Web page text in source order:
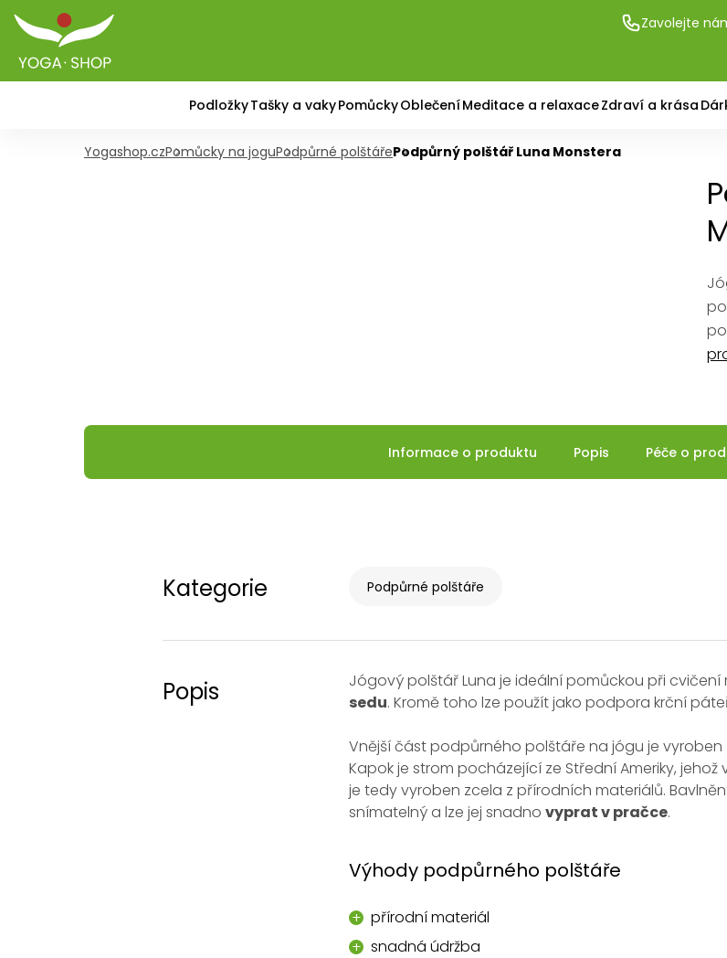
Zavolejte
PodložkyTašky a vakyPomůckyOblečeníMeditace a relaxaceZdraví a krása
Yogashop.czPomůcky na joguPodpůrné polštářePodpůrný polštář Luna Monstera
Informace o produktu Popis Péče o
Kategorie Podpůrné polštáře
Popis Jógový polštář Luna je ideální pomůckou při
sedu. Kromě toho lze použít jako podpora krční
Vnější část podpůrného polštáře na jógu je vyroben
Kapok je strom pocházející ze Střední Ameriky,
je tedy vyroben zcela z přírodních materiálů.
snímatelný a lze jej snadno vyprat v pračce.
Výhody podpůrného polštáře
přírodní materiál
snadná údržba